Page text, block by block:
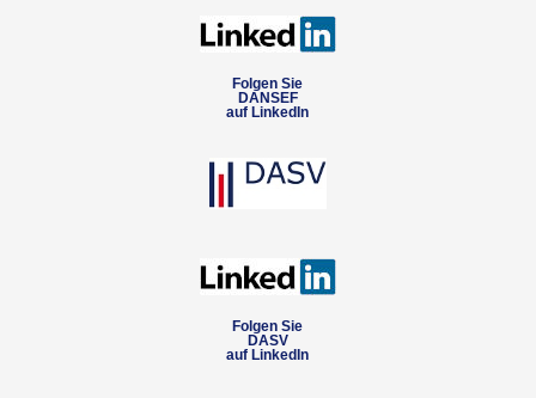
Folgen Sie
DANSEF
auf LinkedIn
Folgen Sie
DASV
auf LinkedIn